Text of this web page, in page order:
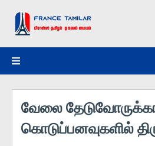
வேலை
கொடுப்பனவுகளில்